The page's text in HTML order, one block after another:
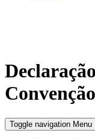
Toggle navigation Menu